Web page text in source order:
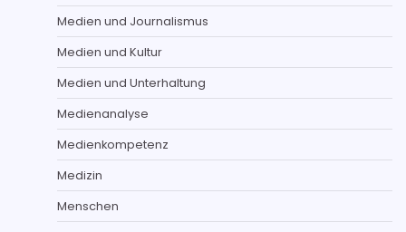
Medien und Journalismus
Medien und Kultur
Medien und Unterhaltung
Medienanalyse
Medienkompetenz
Medizin
Menschen